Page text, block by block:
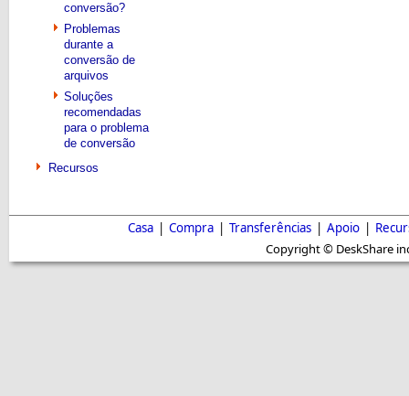
conversão?
Problemas
durante a
conversão de
arquivos
Soluções
recomendadas
para o problema
de conversão
Recursos
Casa | Compra | Transferências | Apoio |
Copyright © DeskShare